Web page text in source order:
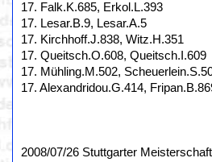
17. Falk.K.685, Erkol.L.393
17. Lesar.B.9, Lesar.A.5
17. Kirchhoff.J.838, Witz.H.351
17. Queitsch.O.608, Queitsch.I.609
17. Mühling.M.502,
17. Alexandridou.G.414,
2008/07/26 Stuttgarter